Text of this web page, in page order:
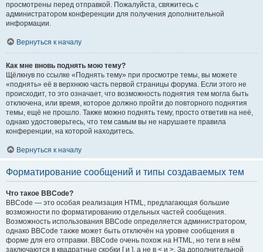
просмотрены перед отправкой. Пожалуйста, свяжитесь с
администратором конференции для получения дополнительной
информации.
Вернуться к началу
Как мне вновь поднять мою тему?
Щёлкнув по ссылке «Поднять тему» при просмотре темы, вы можете
«поднять» её в верхнюю часть первой страницы форума. Если этого не
происходит, то это означает, что возможность поднятия тем могла быть
отключена, или время, которое должно пройти до повторного поднятия
темы, ещё не прошло. Также можно поднять тему, просто ответив на неё,
однако удостоверьтесь, что тем самым вы не нарушаете правила
конференции, на которой находитесь.
Вернуться к началу
Форматирование сообщений и типы создаваемых тем
Что такое BBCode?
BBCode — это особая реализация HTML, предлагающая большие
возможности по форматированию отдельных частей сообщения.
Возможность использования BBCode определяется администратором,
однако BBCode также может быть отключён на уровне сообщения в
форме для его отправки. BBCode очень похож на HTML, но теги в нём
заключаются в квадратные скобки [ и ], а не в < и >. За дополнительной